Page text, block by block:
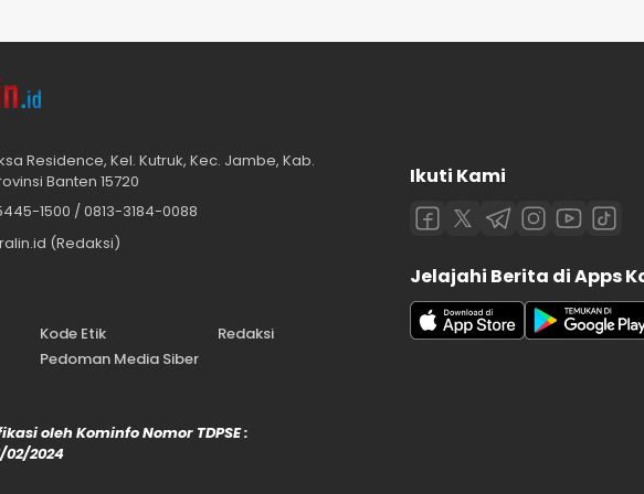
Residence, Kel. Kutruk, Kec. Jambe, Kab.
Banten 15720
1500 / 0813-3184-0088
(Redaksi)
Kode Etik
Redaksi
Pedoman Media Siber
oleh Kominfo Nomor TDPSE :
02/2024
Ikuti Kami
Jelajahi Berita di Apps